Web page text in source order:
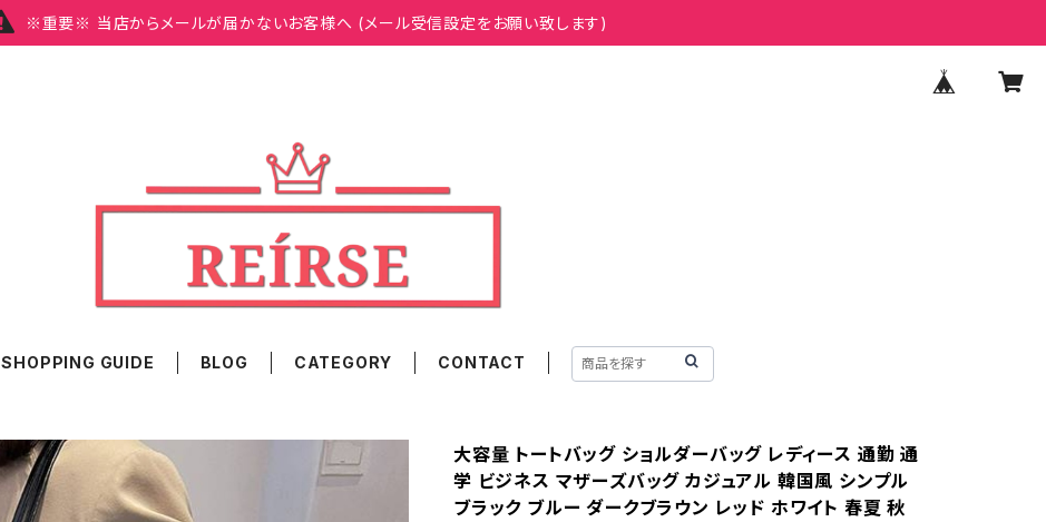
※重要※ 当店からメールが届かないお客様へ (メール受信設定をお願い致します)
SHOPPING GUIDE BLOG CATEGORY CONTACT
大容量 トートバッグ ショルダーバッグ レディース 通勤 通
学 ビジネス マザーズバッグ カジュアル 韓国風 シンプル
ブラック ブルー ダークブラウン レッド ホワイト 春夏 秋